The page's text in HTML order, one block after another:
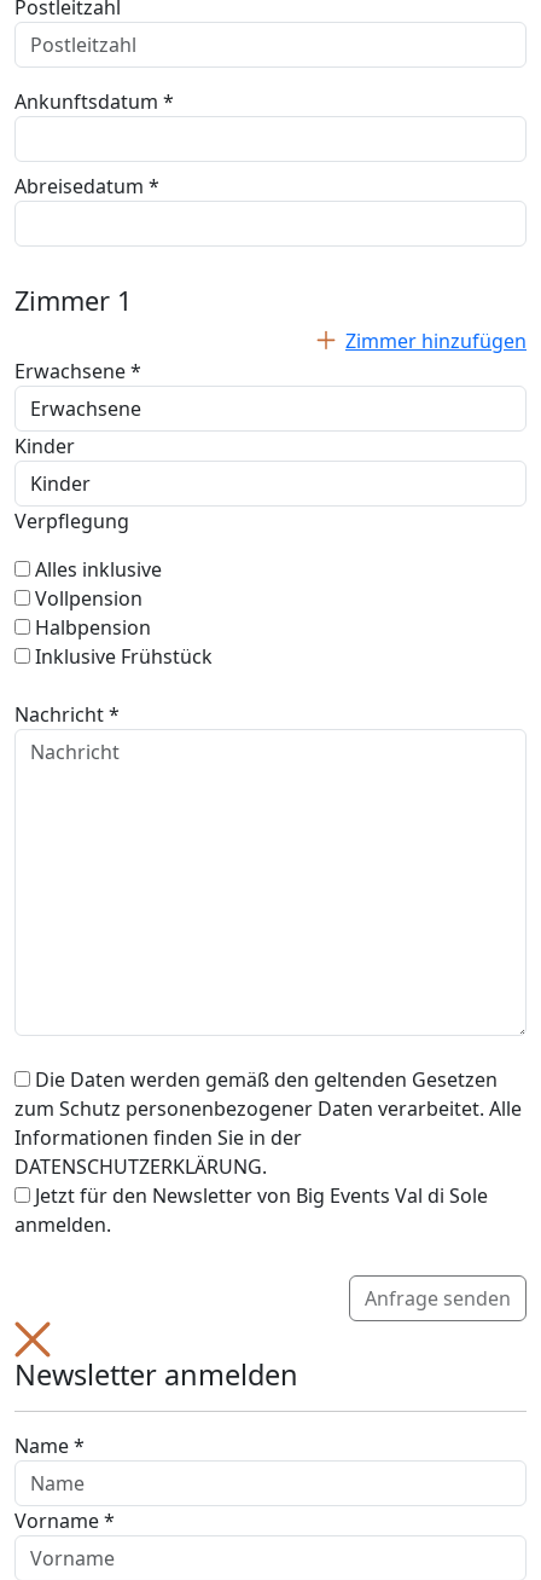
Postleitzahl
Ankunftsdatum *
Abreisedatum *
Zimmer 1
Zimmer hinzufügen
Erwachsene *
Kinder
Verpflegung
Alles inklusive
Vollpension
Halbpension
Inklusive Frühstück
Nachricht *
Die Daten werden gemäß den geltenden Gesetzen
zum Schutz personenbezogener Daten verarbeitet. Alle
Informationen finden Sie in der
DATENSCHUTZERKLÄRUNG.
Jetzt für den Newsletter von Big Events Val di Sole
anmelden.
Anfrage senden
Newsletter anmelden
Name *
Vorname *